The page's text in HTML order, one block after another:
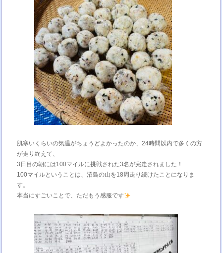
肌寒いくらいの気温がちょうどよかったのか、24時間以内で多くの方
が走り終えて、
3日目の朝には100マイルに挑戦された3名が完走されました！
100マイルということは、沼島の山を18周走り続けたことになりま
す。
本当にすごいことで、ただもう感服です